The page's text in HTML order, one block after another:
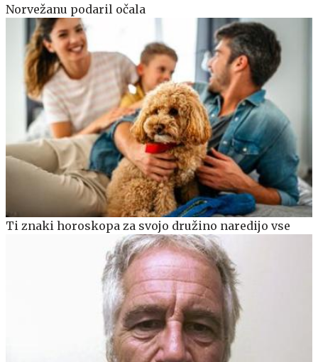
Norvežanu podaril očala
Ti znaki horoskopa za svojo družino naredijo vse